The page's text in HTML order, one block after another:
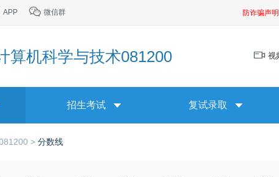
APP 微信群 防诈骗声明
算机科学与技术081200 视
招生考试 复试录取
> 分数线